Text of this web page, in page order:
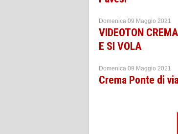
Domenica 09 Maggio 2021
VIDEOTON
E SI VOLA
Domenica 09 Maggio 2021
Crema Ponte di